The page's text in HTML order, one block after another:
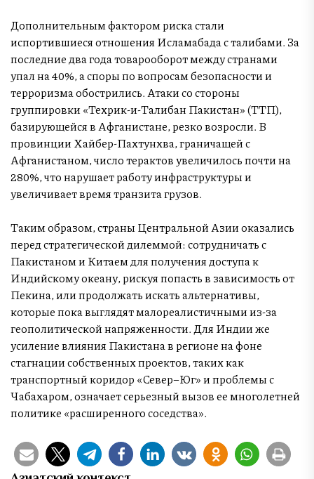
Дополнительным фактором риска стали
испортившиеся отношения Исламабада с талибами. За
последние два года товарооборот между странами
упал на 40%, а споры по вопросам безопасности и
терроризма обострились. Атаки со стороны
группировки «Техрик-и-Талибан Пакистан» (ТТП),
базирующейся в Афганистане, резко возросли. В
провинции Хайбер-Пахтунхва, граничащей с
Афганистаном, число терактов увеличилось почти на
280%, что нарушает работу инфраструктуры и
увеличивает время транзита грузов.
Таким образом, страны Центральной Азии оказались
перед стратегической дилеммой: сотрудничать с
Пакистаном и Китаем для получения доступа к
Индийскому океану, рискуя попасть в зависимость от
Пекина, или продолжать искать альтернативы,
которые пока выглядят малореалистичными из-за
геополитической напряженности. Для Индии же
усиление влияния Пакистана в регионе на фоне
стагнации собственных проектов, таких как
транспортный коридор «Север–Юг» и проблемы с
Чабахаром, означает серьезный вызов ее многолетней
политике «расширенного соседства».